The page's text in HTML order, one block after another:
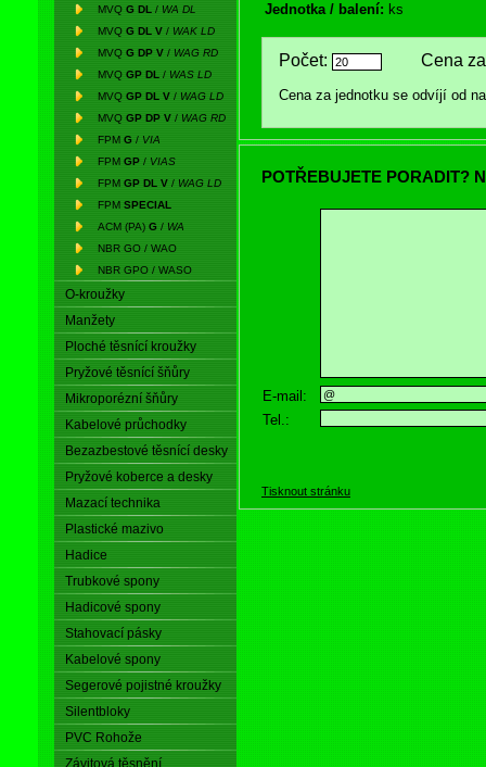
MVQ G DL / WA DL
MVQ G DL V / WAK LD
MVQ G DP V / WAG RD
MVQ GP DL / WAS LD
MVQ GP DL V / WAG LD
MVQ GP DP V / WAG RD
FPM G / VIA
FPM GP / VIAS
FPM GP DL V / WAG LD
FPM SPECIAL
ACM (PA) G / WA
NBR GO / WAO
NBR GPO / WASO
O-kroužky
Manžety
Ploché těsnící kroužky
Pryžové těsnící šňůry
Mikroporézní šňůry
Kabelové průchodky
Bezazbestové těsnící desky
Pryžové koberce a desky
Mazací technika
Plastické mazivo
Hadice
Trubkové spony
Hadicové spony
Stahovací pásky
Kabelové spony
Segerové pojistné kroužky
Silentbloky
PVC Rohože
Závitová těsnění
Jednotka / balení: ks
Počet: Cena za
Cena za jednotku se odvíjí od
POTŘEBUJETE PORADIT?
E-mail:
Tel.:
Tisknout stránku